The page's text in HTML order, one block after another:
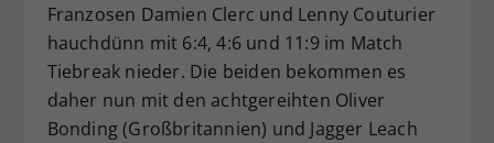
Franzosen Damien Clerc und Lenny Couturier
hauchdünn mit 6:4, 4:6 und 11:9 im Match
Tiebreak nieder. Die beiden bekommen es
daher nun mit den achtgereihten Oliver
Bonding (Großbritannien) und Jagger Leach